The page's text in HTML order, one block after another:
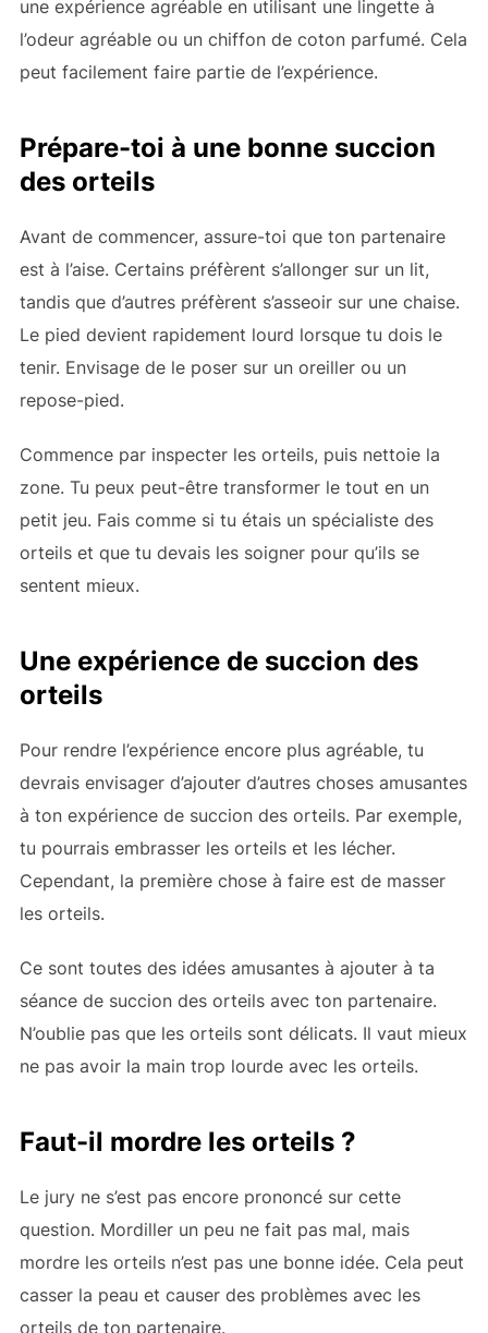
une expérience agréable en utilisant une lingette à
l’odeur agréable ou un chiffon de coton parfumé. Cela
peut facilement faire partie de l’expérience.
Prépare-toi à une bonne succion
des orteils
Avant de commencer, assure-toi que ton partenaire
est à l’aise. Certains préfèrent s’allonger sur un lit,
tandis que d’autres préfèrent s’asseoir sur une chaise.
Le pied devient rapidement lourd lorsque tu dois le
tenir. Envisage de le poser sur un oreiller ou un
repose-pied.
Commence par inspecter les orteils, puis nettoie la
zone. Tu peux peut-être transformer le tout en un
petit jeu. Fais comme si tu étais un spécialiste des
orteils et que tu devais les soigner pour qu’ils se
sentent mieux.
Une expérience de succion des
orteils
Pour rendre l’expérience encore plus agréable, tu
devrais envisager d’ajouter d’autres choses amusantes
à ton expérience de succion des orteils. Par exemple,
tu pourrais embrasser les orteils et les lécher.
Cependant, la première chose à faire est de masser
les orteils.
Ce sont toutes des idées amusantes à ajouter à ta
séance de succion des orteils avec ton partenaire.
N’oublie pas que les orteils sont délicats. Il vaut mieux
ne pas avoir la main trop lourde avec les orteils.
Faut-il mordre les orteils ?
Le jury ne s’est pas encore prononcé sur cette
question. Mordiller un peu ne fait pas mal, mais
mordre les orteils n’est pas une bonne idée. Cela peut
casser la peau et causer des problèmes avec les
orteils de ton partenaire.